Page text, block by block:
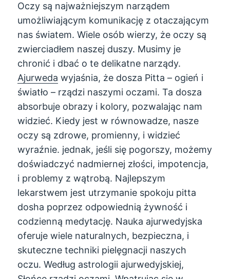
Oczy są najważniejszym narządem
umożliwiającym komunikację z otaczającym
nas światem. Wiele osób wierzy, że oczy są
zwierciadłem naszej duszy. Musimy je
chronić i dbać o te delikatne narządy.
Ajurweda wyjaśnia, że ​​dosza Pitta – ogień i
światło – rządzi naszymi oczami. Ta dosza
absorbuje obrazy i kolory, pozwalając nam
widzieć. Kiedy jest w równowadze, nasze
oczy są zdrowe, promienny, i widzieć
wyraźnie. jednak, jeśli się pogorszy, możemy
doświadczyć nadmiernej złości, impotencja,
i problemy z wątrobą. Najlepszym
lekarstwem jest utrzymanie spokoju pitta
dosha poprzez odpowiednią żywność i
codzienną medytację. Nauka ajurwedyjska
oferuje wiele naturalnych, bezpieczna, i
skuteczne techniki pielęgnacji naszych
oczu. Według astrologii ajurwedyjskiej,